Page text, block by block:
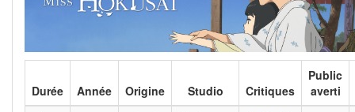
Durée Année Origine Studio Critiques
Public
averti